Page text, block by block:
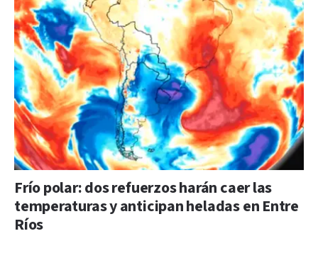
Frío polar: dos refuerzos harán caer las
temperaturas y anticipan heladas en Entre
Ríos